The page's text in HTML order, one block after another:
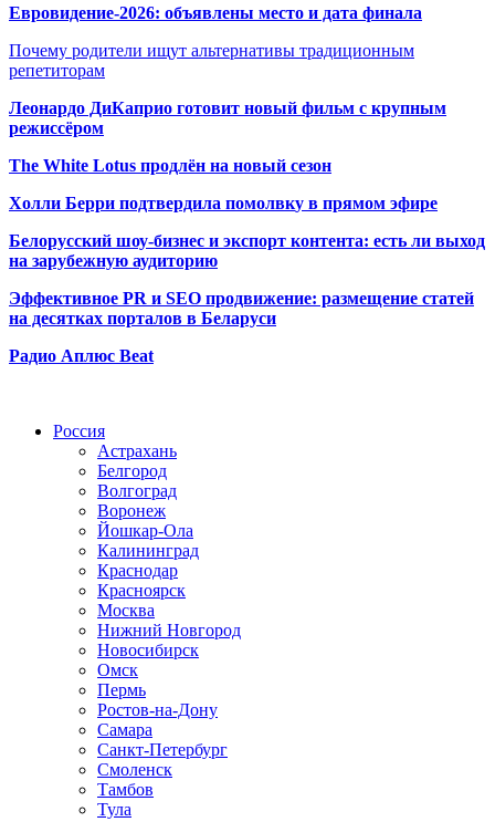
Евровидение-2026: объявлены место и дата финала
Почему родители ищут альтернативы традиционным
репетиторам
Леонардо ДиКаприо готовит новый фильм с крупным
режиссёром
The White Lotus продлён на новый сезон
Холли Берри подтвердила помолвку в прямом эфире
Белорусский шоу-бизнес и экспорт контента: есть ли выход
на зарубежную аудиторию
Эффективное PR и SEO продвижение: размещение статей
на десятках порталов в Беларуси
Радио Аплюс Beat
Россия
Астрахань
Белгород
Волгоград
Воронеж
Йошкар-Ола
Калининград
Краснодар
Красноярск
Москва
Нижний Новгород
Новосибирск
Омск
Пермь
Ростов-на-Дону
Самара
Санкт-Петербург
Смоленск
Тамбов
Тула